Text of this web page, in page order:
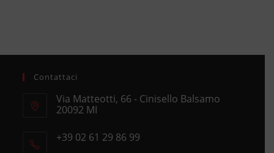
Contattaci
Via Matteotti, 66 - Cinisello Balsamo
20092 MI
in
+39 02 61 29 86 99